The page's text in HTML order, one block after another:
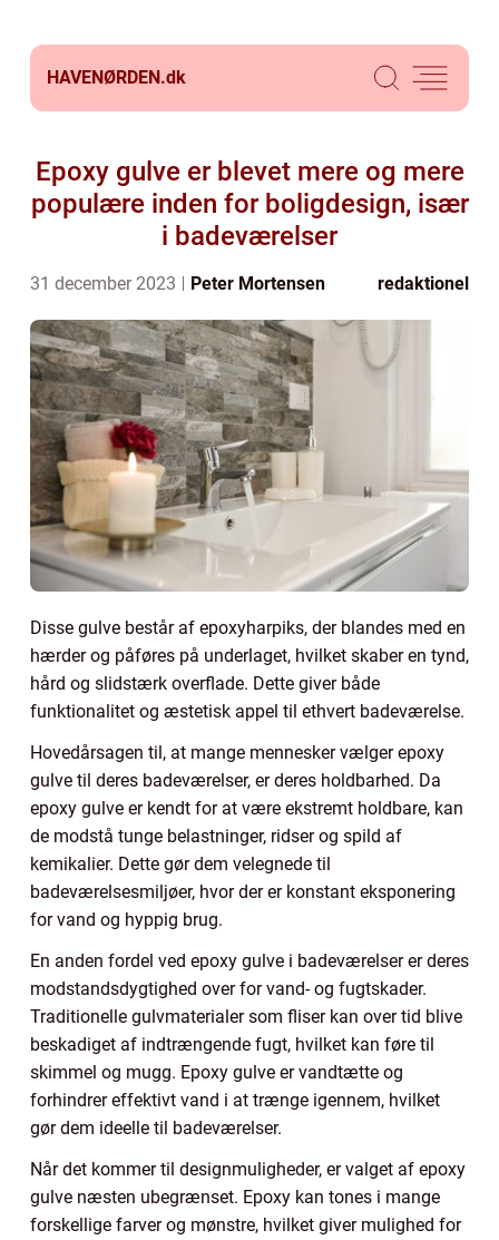
HAVENØRDEN.dk
Epoxy gulve er blevet mere og mere
populære inden for boligdesign, især
i badeværelser
31 december 2023 Peter Mortensen redaktionel
Disse gulve består af epoxyharpiks, der blandes med en
hærder og påføres på underlaget, hvilket skaber en tynd,
hård og slidstærk overflade. Dette giver både
funktionalitet og æstetisk appel til ethvert badeværelse.
Hovedårsagen til, at mange mennesker vælger epoxy
gulve til deres badeværelser, er deres holdbarhed. Da
epoxy gulve er kendt for at være ekstremt holdbare, kan
de modstå tunge belastninger, ridser og spild af
kemikalier. Dette gør dem velegnede til
badeværelsesmiljøer, hvor der er konstant eksponering
for vand og hyppig brug.
En anden fordel ved epoxy gulve i badeværelser er deres
modstandsdygtighed over for vand- og fugtskader.
Traditionelle gulvmaterialer som fliser kan over tid blive
beskadiget af indtrængende fugt, hvilket kan føre til
skimmel og mugg. Epoxy gulve er vandtætte og
forhindrer effektivt vand i at trænge igennem, hvilket
gør dem ideelle til badeværelser.
Når det kommer til designmuligheder, er valget af epoxy
gulve næsten ubegrænset. Epoxy kan tones i mange
forskellige farver og mønstre, hvilket giver mulighed for